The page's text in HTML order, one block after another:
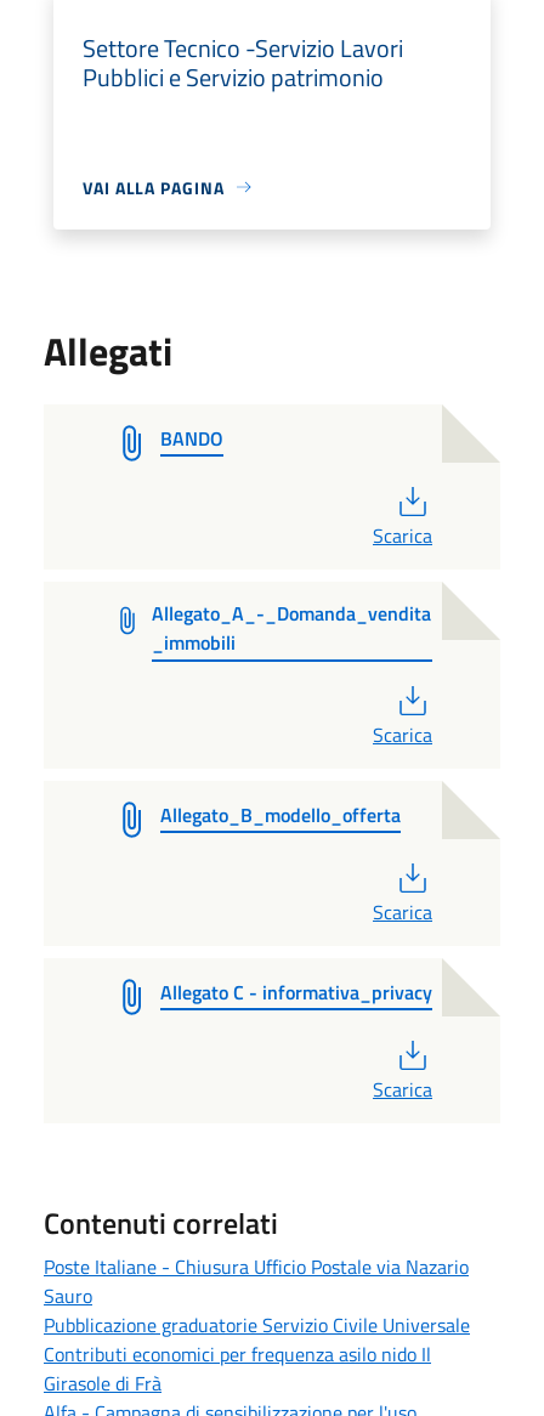
Settore Tecnico -Servizio Lavori
Pubblici e Servizio patrimonio
VAI ALLA PAGINA
Allegati
BANDO
Scarica
Allegato_A_-_Domanda_vendita
_immobili
Scarica
Allegato_B_modello_offerta
Scarica
Allegato C - informativa_privacy
Scarica
Contenuti correlati
Poste Italiane - Chiusura Ufficio Postale via Nazario
Sauro
Pubblicazione graduatorie Servizio Civile Universale
Contributi economici per frequenza asilo nido Il
Girasole di Frà